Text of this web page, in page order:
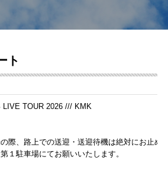
ト
LIVE TOUR 2026 /// KMK
際、路上での送迎・送迎待機は絶対にお止め
１駐車場にてお願いいたします。